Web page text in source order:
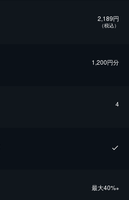
2,189円
（税込）
1,200円分
4
最⼤40%※